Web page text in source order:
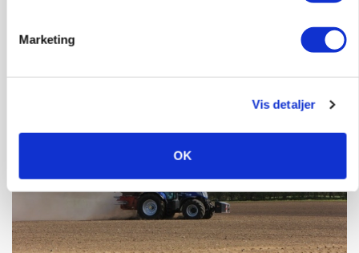
Marketing
Vis detaljer
OK